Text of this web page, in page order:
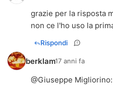
grazie per la risposta
non ce l'ho uso la
Rispondi
berklam17 anni fa
@Giuseppe